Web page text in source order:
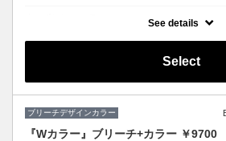
★ボリュームがほしい、スタイリングも楽に
See details
Select
ブリーチデザインカラー
『Wカラー』ブリーチ+カラー ￥9700